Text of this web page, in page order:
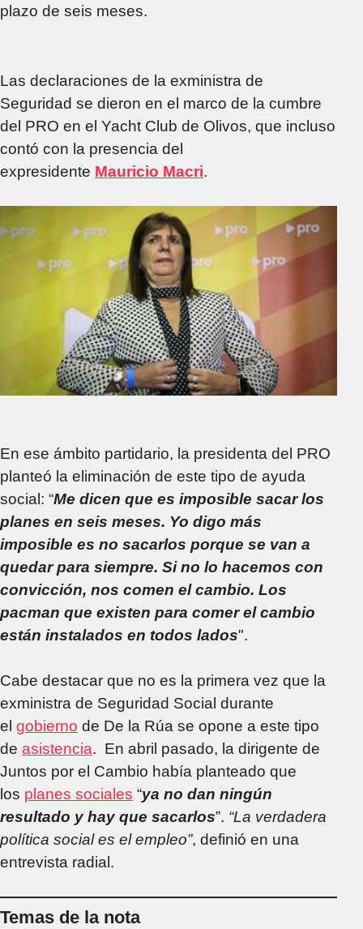
plazo de seis meses.
Las declaraciones de la exministra de
Seguridad se dieron en el marco de la cumbre
del PRO en el Yacht Club de Olivos, que incluso
contó con la presencia del
expresidente Mauricio Macri.
En ese ámbito partidario, la presidenta del PRO
planteó la eliminación de este tipo de ayuda
social: “Me dicen que es imposible sacar los
planes en seis meses. Yo digo más
imposible es no sacarlos porque se van a
quedar para siempre. Si no lo hacemos con
convicción, nos comen el cambio. Los
pacman que existen para comer el cambio
están instalados en todos lados".
Cabe destacar que no es la primera vez que la
exministra de Seguridad Social durante
el gobierno de De la Rúa se opone a este tipo
de asistencia. En abril pasado, la dirigente de
Juntos por el Cambio había planteado que
los planes sociales “ya no dan ningún
resultado y hay que sacarlos”. “La verdadera
política social es el empleo”, definió en una
entrevista radial.
Temas de la nota